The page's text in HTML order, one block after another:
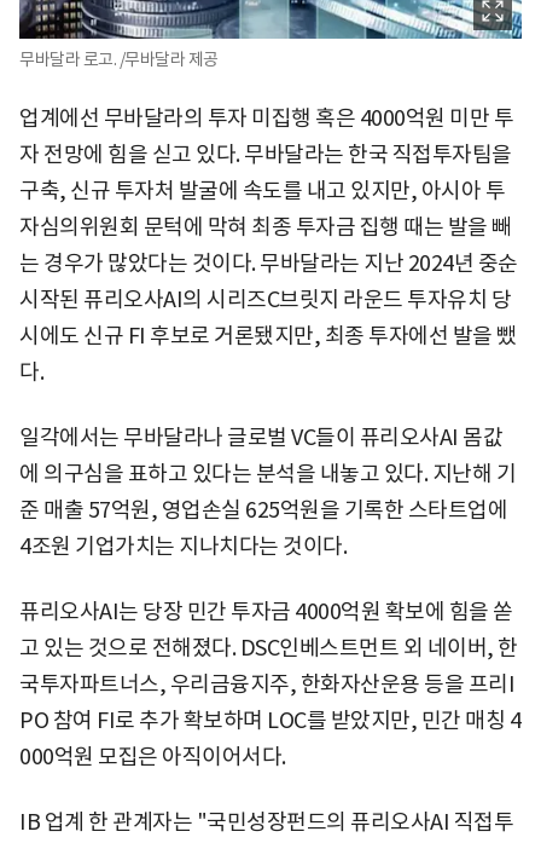
무바달라 로고. /무바달라 제공
업계에선 무바달라의 투자 미집행 혹은 4000억원 미만 투
자 전망에 힘을 싣고 있다. 무바달라는 한국 직접투자팀을
구축, 신규 투자처 발굴에 속도를 내고 있지만, 아시아 투
자심의위원회 문턱에 막혀 최종 투자금 집행 때는 발을 빼
는 경우가 많았다는 것이다. 무바달라는 지난 2024년 중순
시작된 퓨리오사AI의 시리즈C브릿지 라운드 투자유치 당
시에도 신규 FI 후보로 거론됐지만, 최종 투자에선 발을 뺐
다.
일각에서는 무바달라나 글로벌 VC들이 퓨리오사AI 몸값
에 의구심을 표하고 있다는 분석을 내놓고 있다. 지난해 기
준 매출 57억원, 영업손실 625억원을 기록한 스타트업에
4조원 기업가치는 지나치다는 것이다.
퓨리오사AI는 당장 민간 투자금 4000억원 확보에 힘을 쏟
고 있는 것으로 전해졌다. DSC인베스트먼트 외 네이버, 한
국투자파트너스, 우리금융지주, 한화자산운용 등을 프리I
PO 참여 FI로 추가 확보하며 LOC를 받았지만, 민간 매칭 4
000억원 모집은 아직이어서다.
IB 업계 한 관계자는 "국민성장펀드의 퓨리오사AI 직접투